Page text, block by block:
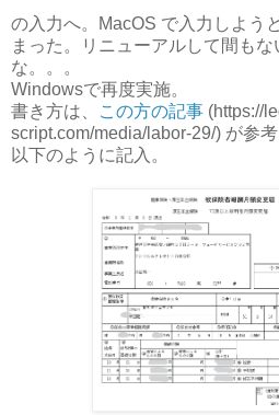
の入力へ。MacOS で入力しよう
まった。リニューアルして間も
な。。。
Windowsで再度実施。
書き方は、
この方の記事 (https://
script.com/media/labor-29/) が参考
以下のように記入。